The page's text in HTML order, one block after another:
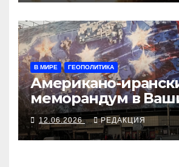
В МИРЕ ГЕОПОЛИТИКА
Американо-
меморандум в
и Тегеране
разному
12.06.2026 РЕДАКЦИЯ